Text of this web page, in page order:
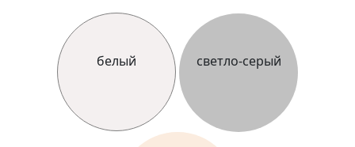
белый светло-серый